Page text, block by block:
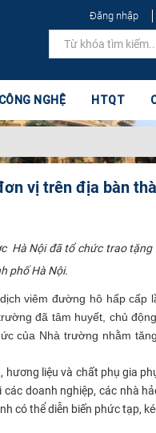
Đăng nhập
NGHỆ HTQT
vị trên địa bàn
Hà Nội đã tổ chức trao
phố Hà Nội.
viêm đường hô hấp cấp
đã tâm huyết, chủ
của Nhà trường nhằm
liệu và chất phụ gia
doanh nghiệp, các nhà
có thể diễn biến phức tạp,